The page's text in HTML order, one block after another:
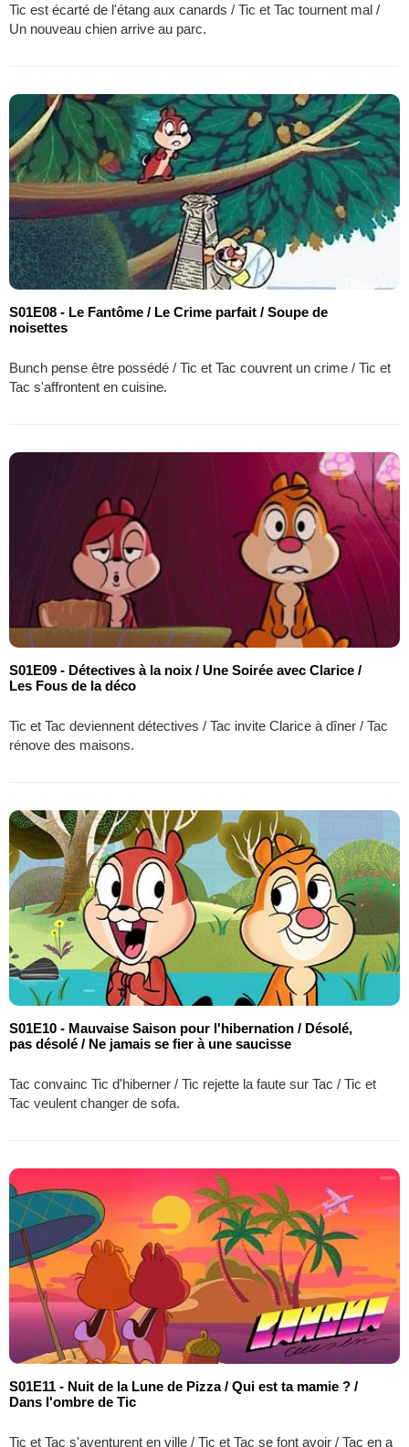
Tic est écarté de l'étang aux canards / Tic et Tac tournent mal /
Un nouveau chien arrive au parc.
S01E08 - Le Fantôme / Le Crime parfait / Soupe de
noisettes
Bunch pense être possédé / Tic et Tac couvrent un crime / Tic et
Tac s'affrontent en cuisine.
S01E09 - Détectives à la noix / Une Soirée avec Clarice /
Les Fous de la déco
Tic et Tac deviennent détectives / Tac invite Clarice à dîner / Tac
rénove des maisons.
S01E10 - Mauvaise Saison pour l'hibernation / Désolé,
pas désolé / Ne jamais se fier à une saucisse
Tac convainc Tic d'hiberner / Tic rejette la faute sur Tac / Tic et
Tac veulent changer de sofa.
S01E11 - Nuit de la Lune de Pizza / Qui est ta mamie ? /
Dans l'ombre de Tic
Tic et Tac s'aventurent en ville / Tic et Tac se font avoir / Tac en a